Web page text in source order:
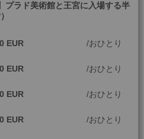
プラド美術館と王宮に入場する半
EUR おひとり
EUR おひとり
EUR おひとり
EUR おひとり